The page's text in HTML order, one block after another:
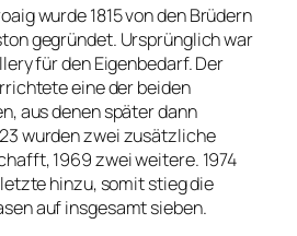
wurde 1815 von den Brüdern
gegründet. Ursprünglich war
für den Eigenbedarf. Der
eine der beiden
aus denen später dann
wurden zwei zusätzliche
1969 zwei weitere. 1974
hinzu, somit stieg die
auf insgesamt sieben.